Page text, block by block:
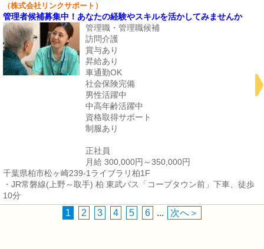
（株式会社リンクサポート）
管理者候補募集中！あなたの経験やスキルを活かしてみませんか
管理職・管理職候補
訪問介護
賞与あり
昇給あり
車通勤OK
社会保険完備
男性活躍中
中高年齢活躍中
資格取得サポート
制服あり
正社員
月給 300,000円～350,000円
千葉県柏市松ヶ崎239-1ライブラリ柏1F
・JR常磐線(上野～取手) 柏 東武バス「コープタウン前」下車、徒歩
10分
1 2 3 4 5 6 ... 次へ＞